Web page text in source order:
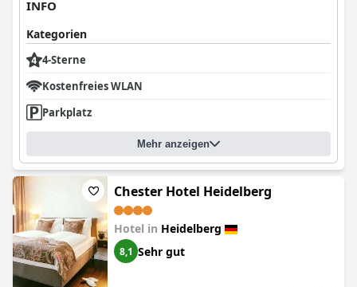
INFO
Kategorien
4-Sterne
Kostenfreies WLAN
Parkplatz
Mehr anzeigen
Chester Hotel Heidelberg
Hotel in Heidelberg
8,1 Sehr gut